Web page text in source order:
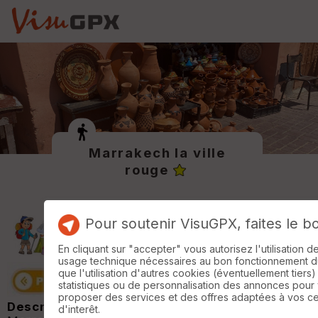
Marrakech la ville
rouge
Description :
Pour soutenir VisuGPX, faites le
En cliquant sur "accepter" vous autorisez l'utilisation
usage technique nécessaires au bon fonctionnement
que l'utilisation d'autres cookies (éventuellement
statistiques ou de personnalisation des annonces pour
proposer des services et des offres adaptées à vos
d'interêt.